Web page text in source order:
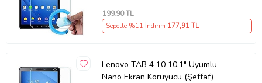
199,90 TL
Sepette %11 İndirim 177,91 TL
Lenovo TAB 4 10 10.1" Uyumlu
Nano Ekran Koruyucu (Şeffaf)